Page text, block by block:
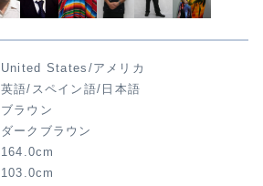
United States/アメリカ
英語/スペイン語/日本語
ブラウン
ダークブラウン
164.0cm
103.0cm